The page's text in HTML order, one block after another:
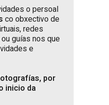
o persoal
co obxectivo de
redes
guías nos que
e
por
inicio da